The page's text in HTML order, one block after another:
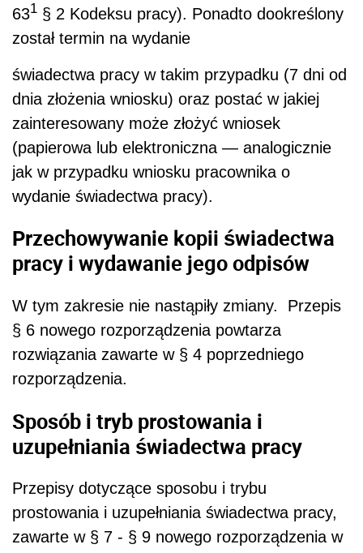
631 § 2 Kodeksu pracy). Ponadto dookreślony
został termin na wydanie
świadectwa pracy w takim przypadku (7 dni od
dnia złożenia wniosku) oraz postać w jakiej
zainteresowany może złożyć wniosek
(papierowa lub elektroniczna — analogicznie
jak w przypadku wniosku pracownika o
wydanie świadectwa pracy).
Przechowywanie kopii świadectwa
pracy i wydawanie jego odpisów
W tym zakresie nie nastąpiły zmiany. Przepis
§ 6 nowego rozporządzenia powtarza
rozwiązania zawarte w § 4 poprzedniego
rozporządzenia.
Sposób i tryb prostowania i
uzupełniania świadectwa pracy
Przepisy dotyczące sposobu i trybu
prostowania i uzupełniania świadectwa pracy,
zawarte w § 7 - § 9 nowego rozporządzenia w